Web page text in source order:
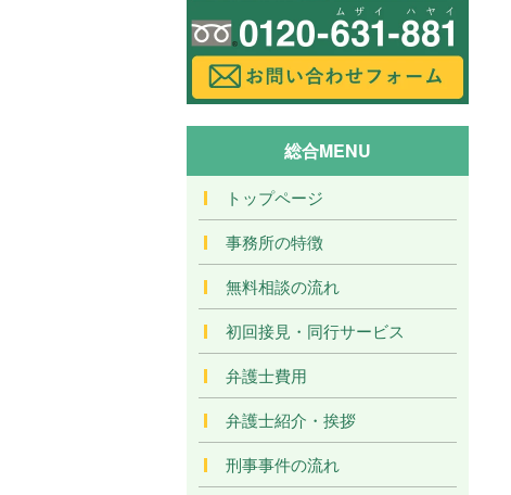
総合MENU
トップページ
事務所の特徴
無料相談の流れ
初回接見・同行サービス
弁護士費用
弁護士紹介・挨拶
刑事事件の流れ